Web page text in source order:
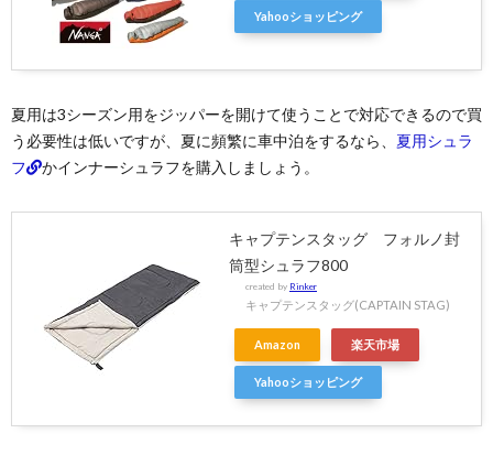
Yahooショッピング
夏用は3シーズン用をジッパーを開けて使うことで対応できるので買
う必要性は低いですが、夏に頻繁に車中泊をするなら、 夏用シュラ
フ
かインナーシュラフを購入しましょう。
キャプテンスタッグ フォルノ封
筒型シュラフ800
created by Rinker
キャプテンスタッグ(CAPTAIN STAG)
Amazon 楽天市場
Yahooショッピング